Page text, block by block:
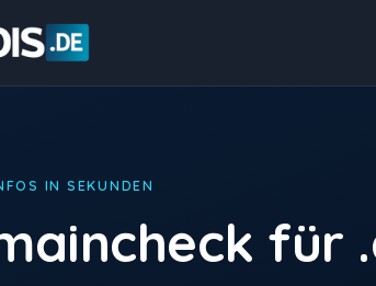
IN SEKUNDEN
für